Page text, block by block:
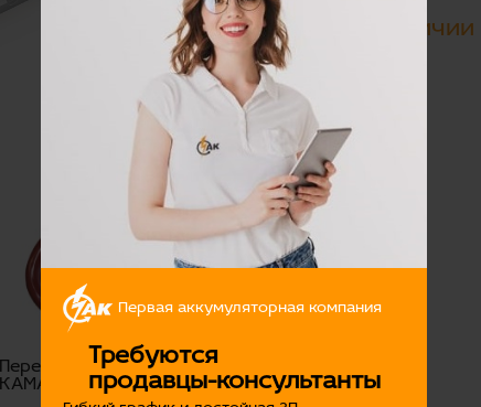
Первая аккумуляторная компания
Требуются
продавцы-консультанты
Цена: Нет в наличии
Перемычка АКБ S35/L45
КАМАЗ ухо-ухо